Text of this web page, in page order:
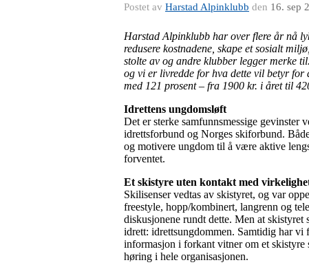
Postet av Harstad Alpinklubb den 16. sep
Harstad Alpinklubb har over flere år nå
redusere kostnadene, skape et sosialt
stolte av og andre klubber legger merke
og vi er livredde for hva dette vil betyr for
med 121 prosent – fra 1900 kr. i året til
Idrettens ungdomsløft
Det er sterke samfunnsmessige gevinster
idrettsforbund og Norges skiforbund.
og motivere ungdom til å være aktive
forventet.
Et skistyre uten kontakt med
Skilisenser vedtas av skistyret, og var
freestyle, hopp/kombinert, langrenn og
diskusjonene rundt dette. Men at
idrett: idrettsungdommen. Samtidig har vi
informasjon i forkant vitner om et skistyre
høring i hele organisasjonen.